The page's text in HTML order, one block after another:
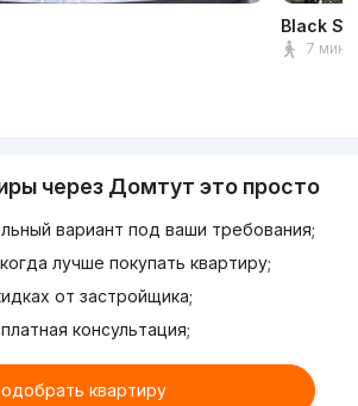
Black
7 мин
через Домтут это просто
вариант под ваши требования;
лучше покупать квартиру;
от застройщика;
консультация;
квартиру